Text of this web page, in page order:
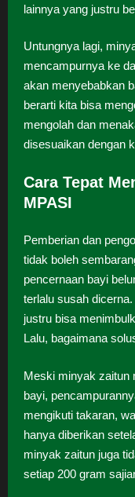
lainnya yang justru
Untungnya lagi,
mencampurnya ke
akan menyebabkan
berarti kita bisa
mengolah dan
disesuaikan dengan
Cara Tepat
MPASI
Pemberian dan
tidak boleh
pencernaan bayi
terlalu susah
justru bisa
Lalu, bagaimana
Meski minyak zaitun
bayi,
mengikuti takaran,
hanya diberikan
minyak zaitun juga
setiap 200 gram